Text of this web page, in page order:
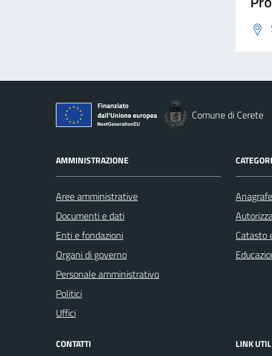
Comune di Cerete
AMMINISTRAZIONE
Aree amministrative
Documenti e dati
Enti e fondazioni
Organi di governo
Personale amministrativo
Politici
Uffici
Catasto
CONTATTI LINK